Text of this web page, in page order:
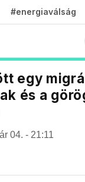
#energiaválság
egy
és a
04. - 21:11